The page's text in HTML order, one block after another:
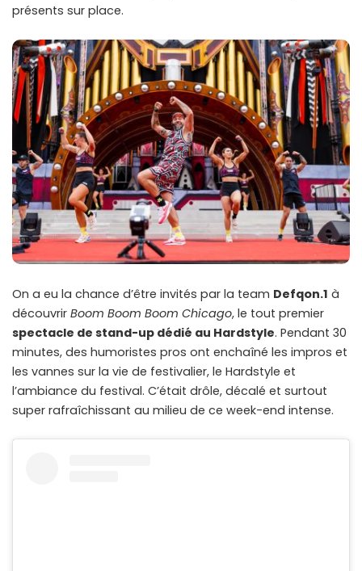
présents sur place.
On a eu la chance d’être invités par la team Defqon.1 à
découvrir Boom Boom Boom Chicago, le tout premier
spectacle de stand-up dédié au Hardstyle. Pendant 30
minutes, des humoristes pros ont enchaîné les impros et
les vannes sur la vie de festivalier, le Hardstyle et
l’ambiance du festival. C’était drôle, décalé et surtout
super rafraîchissant au milieu de ce week-end intense.